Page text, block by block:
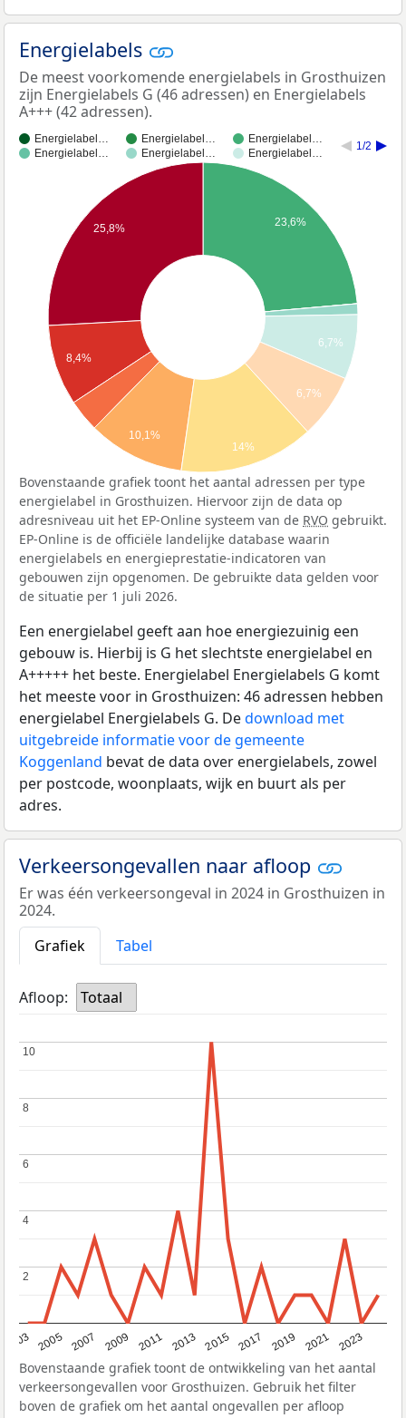
Energielabels
De meest voorkomende energielabels in Grosthuizen
zijn Energielabels G (46 adressen) en Energielabels
A+++ (42 adressen).
Energielabel… Energielabel…
Energielabel…
Energielabel…
Energielabel… Energielabel…
1/2
23,6%
6,7%
6,7%
25,8%
8,4%
10,1%
14%
Bovenstaande grafiek toont het aantal adressen per type
energielabel in Grosthuizen. Hiervoor zijn de data op
adresniveau uit het EP-Online systeem van de RVO gebruikt.
EP-Online is de officiële landelijke database waarin
energielabels en energieprestatie-indicatoren van
gebouwen zijn opgenomen. De gebruikte data gelden voor
de situatie per 1 juli 2026.
Een energielabel geeft aan hoe energiezuinig een
gebouw is. Hierbij is G het slechtste energielabel en
A+++++ het beste. Energielabel Energielabels G komt
het meeste voor in Grosthuizen: 46 adressen hebben
energielabel Energielabels G. Dedownload met
uitgebreide informatie voor de gemeente
Koggenland bevat de data over energielabels, zowel
per postcode, woonplaats, wijk en buurt als per
adres.
Verkeersongevallen naar afloop
Er was één verkeersongeval in 2024 in Grosthuizen in
2024.
Grafiek
Tabel
Afloop: Totaal
2003 2005 2007 2009 2011 2013 2015 2017 2019 2021 2023
2
2
4
4
6
6
8
8
10
10
Bovenstaande grafiek toont de ontwikkeling van het aantal
verkeersongevallen voor Grosthuizen. Gebruik het filter
boven de grafiek om het aantal ongevallen per afloop